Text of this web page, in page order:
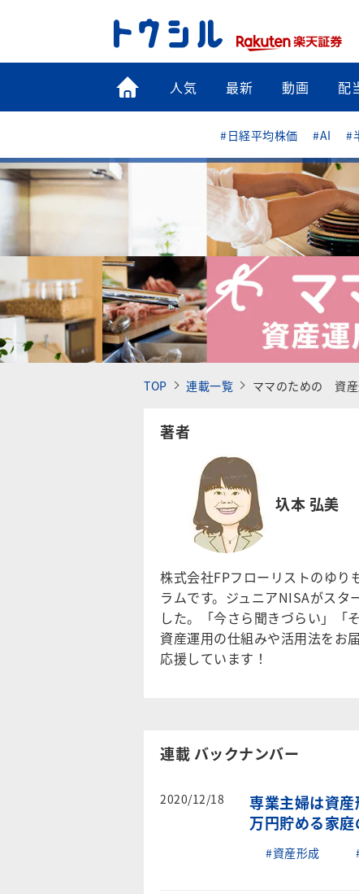
トップ
人気 最新 動画 配
#日経平均株価 #AI #
TOP 連載一覧 ママのための 資
著者
圦本 弘美
株式会社FPフローリストのゆり
ラムです。ジュニアNISAがス
した。「今さら聞きづらい」「
資産運用の仕組みや活用法をお
応援しています！
連載 バックナンバー
2020/12/18
専業主婦は資
万円貯める家
#資産形成